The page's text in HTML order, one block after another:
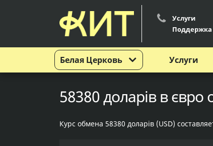
Белая Церковь
Услуги
Поддержка
Услуги
58380 доларів в
Курс обмена 58380 доларів (USD)